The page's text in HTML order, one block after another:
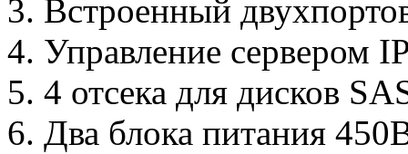
3. Встроенный
4. Управление сервером
5. 4 отсека для дисков
6. Два блока питания